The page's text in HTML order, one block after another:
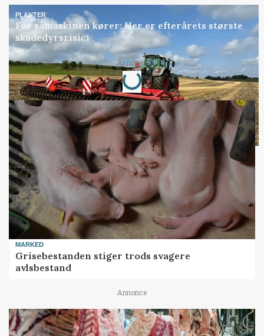
PLANTER
Før såmaskinen kører: Her er efterårets største
skadedyrsrisici
Annonce
Loading...
MARKED
Grisebestanden stiger trods svagere
avlsbestand
Annonce